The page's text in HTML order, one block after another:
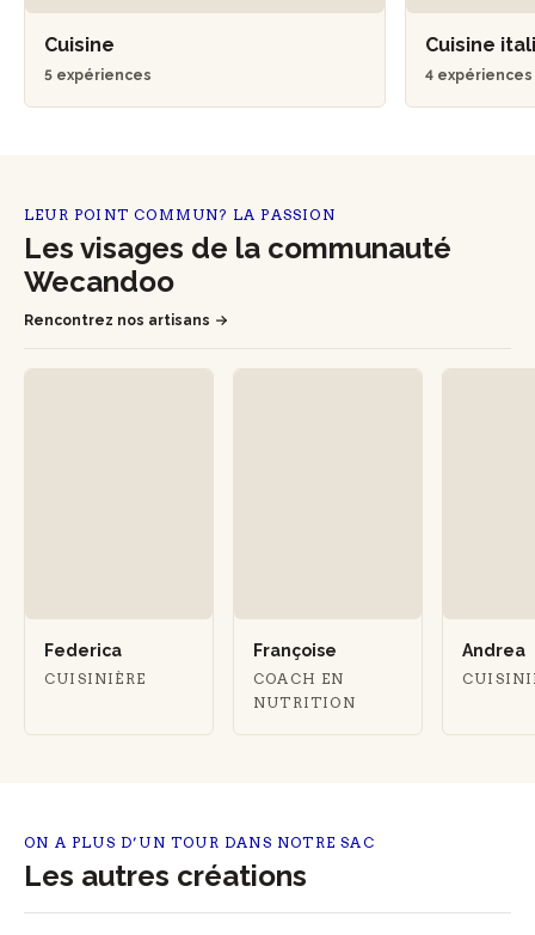
Cuisine
5 expériences
Cuisine
4 expériences
LEUR POINT COMMUN? LA PASSION
Les visages de la communauté
Wecandoo
Rencontrez nos artisans
Federica
CUISINIÈRE
Françoise
COACH EN
NUTRITION
Andrea
ON A PLUS D’UN TOUR DANS NOTRE SAC
Les autres créations